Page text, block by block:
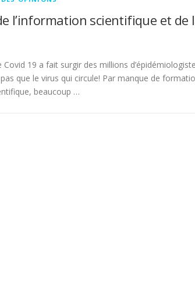
l’information scientifique et de
Covid 19 a fait surgir des millions
pas que le virus qui circule! Par manque de
beaucoup …